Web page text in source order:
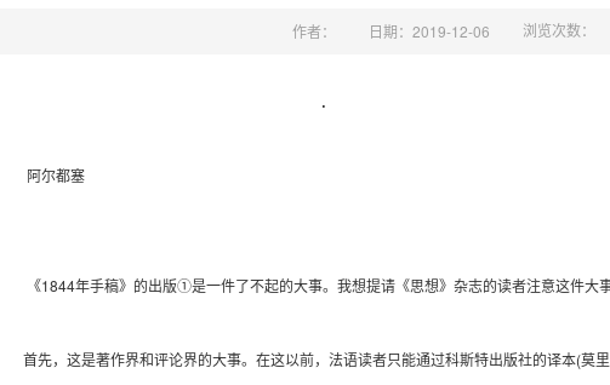
作者： 日期：2019-12-06 浏览次数：
．
阿尔都塞
《1844年手稿》的出版①是一件了不起的大事。我想提请《思想》杂志的读者注意这件大事
首先，这是著作界和评论界的大事。在这以前，法语读者只能通过科斯特出版社的译本(莫